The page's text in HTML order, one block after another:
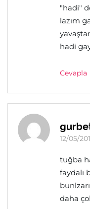
"hadi"
lazım
hadi
Cevapla
12/05/
tuğba
faydalı
daha